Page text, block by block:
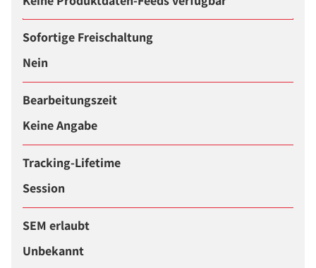
Sofortige Freischaltung
Nein
Bearbeitungszeit
Keine Angabe
Tracking-Lifetime
Session
SEM erlaubt
Unbekannt